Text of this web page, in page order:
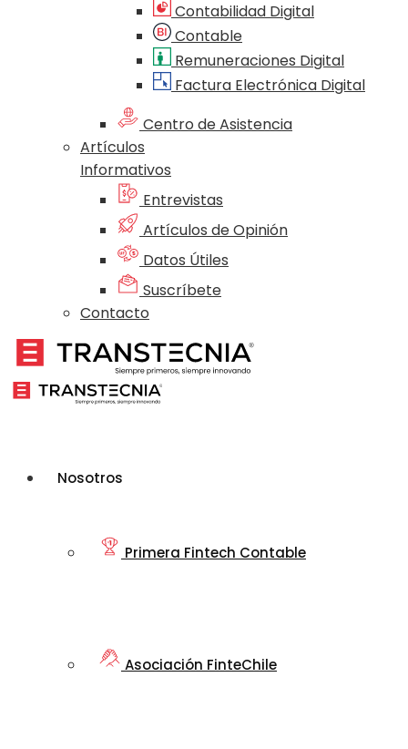
Contabilidad Digital
Contable
Remuneraciones Digital
Factura Electrónica Digital
Centro de Asistencia
Artículos
Informativos
Entrevistas
Artículos de Opinión
Datos Útiles
Suscríbete
Contacto
Nosotros
Primera Fintech Contable
Asociación FinteChile